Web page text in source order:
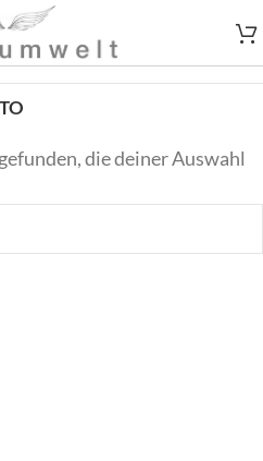
die deiner Auswahl